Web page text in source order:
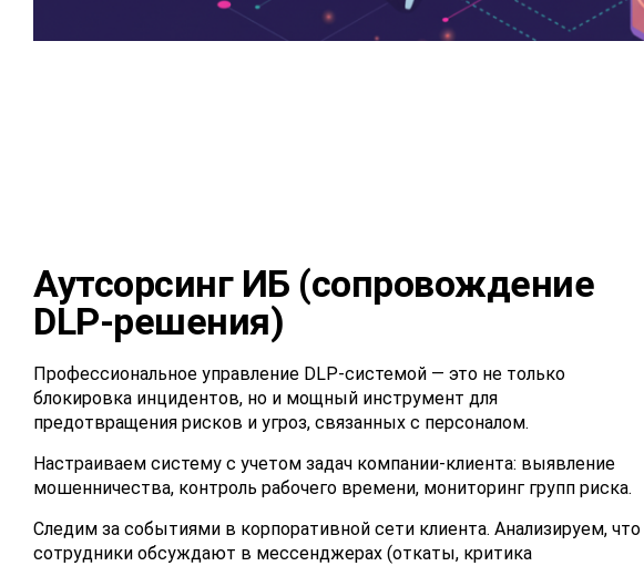
Аутсорсинг ИБ (сопровождение
DLP-решения)
Профессиональное управление DLP-системой — это не только
блокировка инцидентов, но и мощный инструмент для
предотвращения рисков и угроз, связанных с персоналом.
Настраиваем систему с учетом задач компании-клиента: выявление
мошенничества, контроль рабочего времени, мониторинг групп риска.
Следим за событиями в корпоративной сети клиента. Анализируем, что
сотрудники обсуждают в мессенджерах (откаты, критика